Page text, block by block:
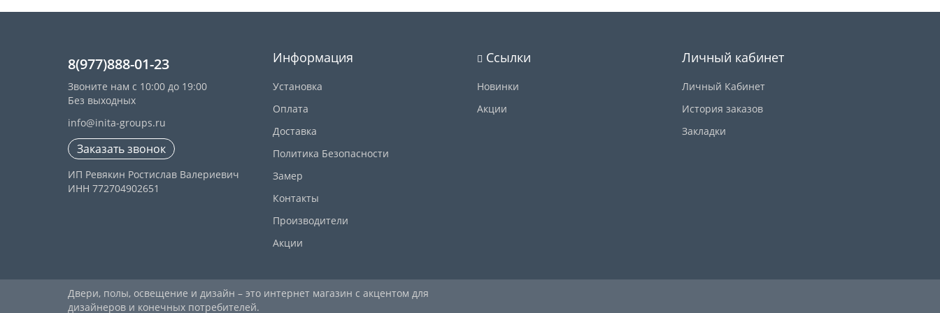
8(977)888-01-23
Звоните нам с 10:00 до 19:00
Без выходных
info@inita-groups.ru
Заказать звонок
ИП Ревякин Ростислав Валериевич
ИНН 772704902651
Информация
Установка
Оплата
Доставка
Политика Безопасности
Замер
Контакты
Производители
Акции
Ссылки
Новинки
Акции
Личный кабинет
Личный Кабинет
История заказов
Закладки
Двери, полы, освещение и дизайн – это интернет магазин с акцентом для
дизайнеров и конечных потребителей.